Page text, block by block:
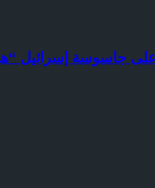
جاسوسة إسرائيل